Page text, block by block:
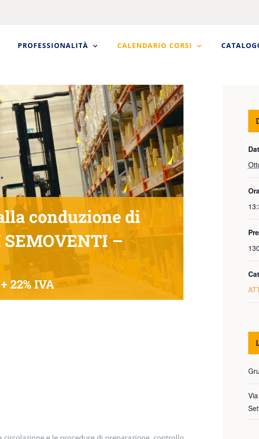
PROFESSIONALITÀ CALENDARIO CORSI
conduzione di
SEMOVENTI –
22% IVA